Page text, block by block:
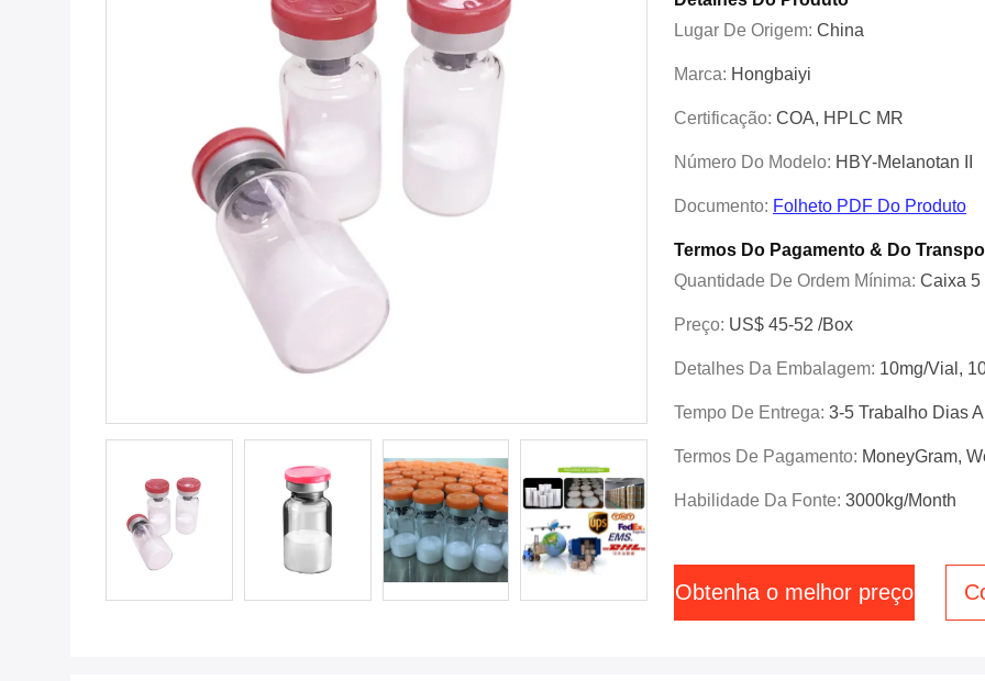
Lugar De Origem: China
Marca: Hongbaiyi
Certificação: COA, HPLC MR
Número Do Modelo: HBY-Melanotan II
Documento: Folheto PDF Do Produto
Termos Do Pagamento & Do
Quantidade De Ordem Mínima: Caixa 5
Preço: US$ 45-52 /box
Detalhes Da Embalagem: 10mg/vial,
Tempo De Entrega: 3-5 Trabalho Dias
Termos De Pagamento: MoneyGram,
Habilidade Da Fonte: 3000kg/Month
Obtenha o melhor preço